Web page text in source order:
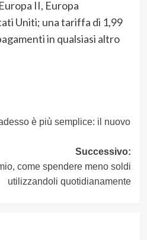
II, Europa
Uniti; una tariffa di 1,99
in qualsiasi altro
è più semplice: il nuovo
Successivo:
come spendere meno soldi
utilizzandoli quotidianamente